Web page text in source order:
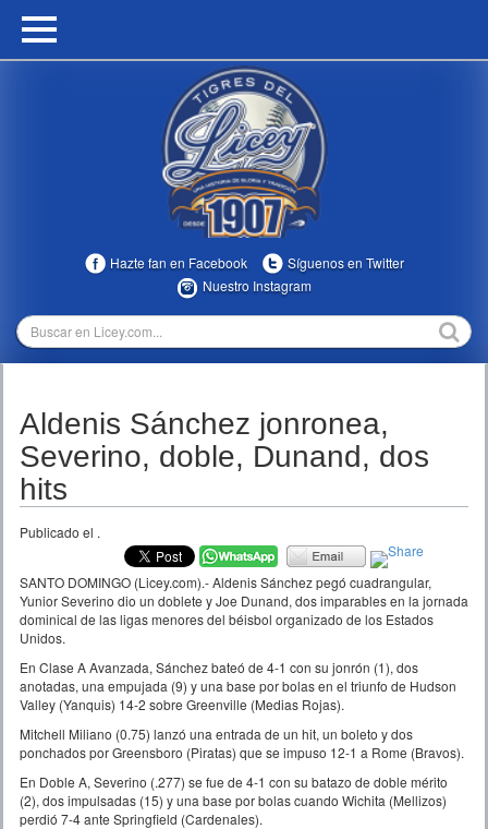
HOME
MULTIMEDIA
TEMPORADAS
Hazte fan en Facebook
Síguenos en Twitter
Nuestro Instagram
Aldenis Sánchez jonronea,
Severino, doble, Dunand, dos
hits
Publicado el .
SANTO DOMINGO (Licey.com).- Aldenis Sánchez pegó cuadrangular,
Yunior Severino dio un doblete y Joe Dunand, dos imparables en la jornada
dominical de las ligas menores del béisbol organizado de los Estados
Unidos.
En Clase A Avanzada, Sánchez bateó de 4-1 con su jonrón (1), dos
anotadas, una empujada (9) y una base por bolas en el triunfo de Hudson
Valley (Yanquis) 14-2 sobre Greenville (Medias Rojas).
Mitchell Miliano (0.75) lanzó una entrada de un hit, un boleto y dos
ponchados por Greensboro (Piratas) que se impuso 12-1 a Rome (Bravos).
En Doble A, Severino (.277) se fue de 4-1 con su batazo de doble mérito
(2), dos impulsadas (15) y una base por bolas cuando Wichita (Mellizos)
perdió 7-4 ante Springfield (Cardenales).